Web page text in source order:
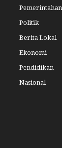
Pemerintahan
Politik
Berita Lokal
Ekonomi
Pendidikan
Nasional